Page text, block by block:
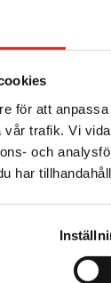
för att
trafik. Vi
och
har
Det verkar
enhet utanför
Sverige. För
intervjuad om